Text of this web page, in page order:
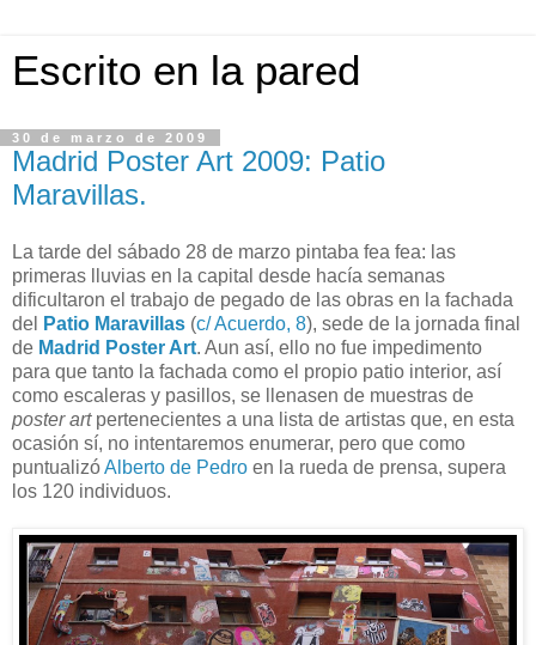
Escrito en la pared
30 de marzo de 2009
Madrid Poster Art 2009: Patio
Maravillas.
La tarde del sábado 28 de marzo pintaba fea fea: las
primeras lluvias en la capital desde hacía semanas
dificultaron el trabajo de pegado de las obras en la fachada
del
Patio Maravillas (c/ Acuerdo, 8), sede de la jornada final
de Madrid Poster Art. Aun así, ello no fue impedimento
para que tanto la fachada como el propio patio interior, así
como escaleras y pasillos, se llenasen de muestras de
poster artpertenecientes a una lista de artistas que, en esta
ocasión sí, no intentaremos enumerar, pero que como
puntualizóAlberto de Pedro en la rueda de prensa, supera
los 120 individuos.